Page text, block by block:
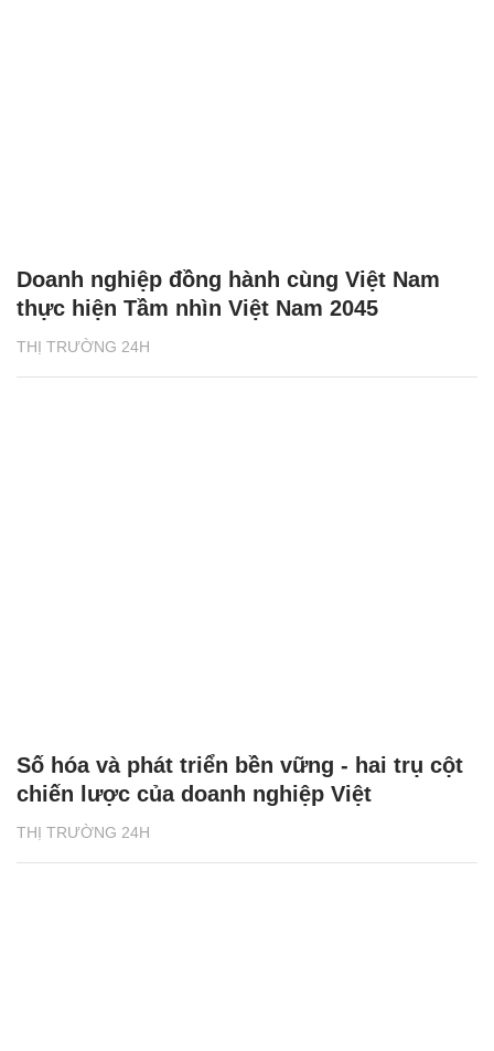
THỊ TRƯỜNG 24H
Doanh nghiệp đồng hành cùng Việt Nam
thực hiện Tầm nhìn Việt Nam 2045
THỊ TRƯỜNG 24H
Số hóa và phát triển bền vững - hai trụ cột
chiến lược của doanh nghiệp Việt